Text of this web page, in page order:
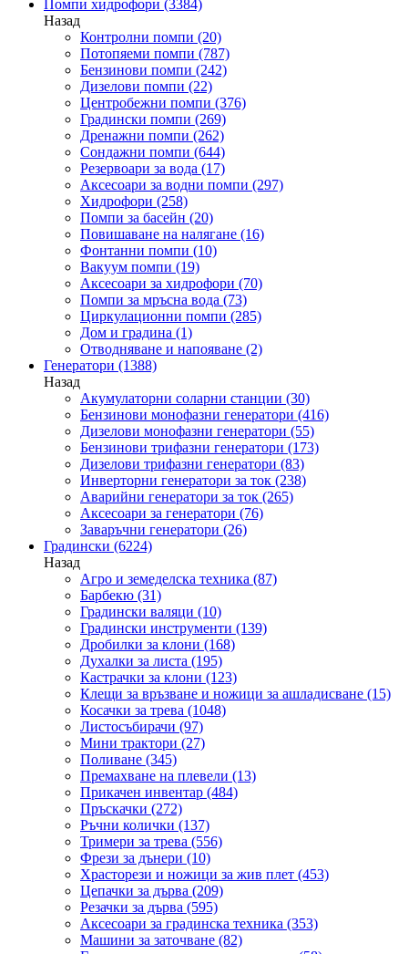
Помпи хидрофори (3384)
Назад
Контролни помпи (20)
Потопяеми помпи (787)
Бензинови помпи (242)
Дизелови помпи (22)
Центробежни помпи (376)
Градински помпи (269)
Дренажни помпи (262)
Сондажни помпи (644)
Резервоари за вода (17)
Аксесоари за водни помпи (297)
Хидрофори (258)
Помпи за басейн (20)
Повишаване на налягане (16)
Фонтанни помпи (10)
Вакуум помпи (19)
Аксесоари за хидрофори (70)
Помпи за мръсна вода (73)
Циркулационни помпи (285)
Дом и градина (1)
Отводняване и напояване (2)
Генератори (1388)
Назад
Акумулаторни соларни станции (30)
Бензинови монофазни генератори (416)
Дизелови монофазни генератори (55)
Бензинови трифазни генератори (173)
Дизелови трифазни генератори (83)
Инверторни генератори за ток (238)
Аварийни генератори за ток (265)
Аксесоари за генератори (76)
Заваръчни генератори (26)
Градински (6224)
Назад
Агро и земеделска техника (87)
Барбекю (31)
Градински валяци (10)
Градински инструменти (139)
Дробилки за клони (168)
Духалки за листа (195)
Кастрачки за клони (123)
Клещи за връзване и ножици за ашладисване (15)
Косачки за трева (1048)
Листосъбирачи (97)
Мини трактори (27)
Поливане (345)
Премахване на плевели (13)
Прикачен инвентар (484)
Пръскачки (272)
Ръчни колички (137)
Тримери за трева (556)
Фрези за дънери (10)
Храсторези и ножици за жив плет (453)
Цепачки за дърва (209)
Резачки за дърва (595)
Аксесоари за градинска техника (353)
Машини за заточване (82)